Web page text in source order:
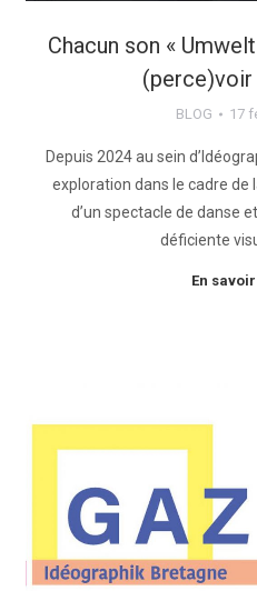
Chacun son «
(perce)voir
BLOG 17
Depuis 2024 au sein
exploration dans le cadre de
d’un spectacle de danse
déficiente
En